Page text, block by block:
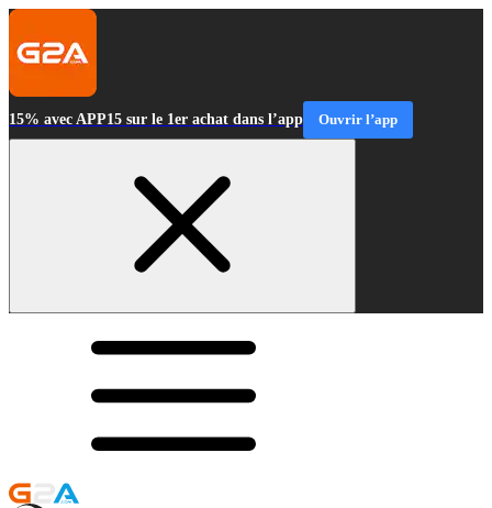
15% avec APP15 sur le 1er achat dans l’app Ouvrir l’app